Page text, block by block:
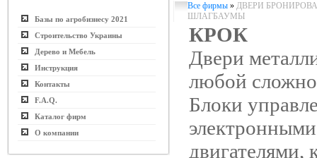
Базы по агробизнесу 2021
Строительство Украины
Дерево и Мебель
Инструкция
Контакты
F.A.Q.
Каталог фирм
О компании
Все фирмы » ДВЕРИ
ШЛАГБАУМЫ
КРОК
Двери
любой
Блоки
электронными
двигателями,